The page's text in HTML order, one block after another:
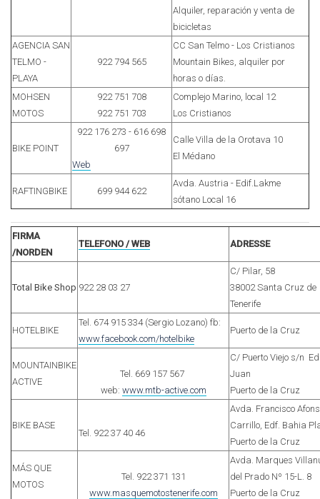
Alquiler, reparación y venta de
bicicletas
AGENCIA SAN
TELMO -
PLAYA
922 794 565
CC San Telmo - Los Cristianos
Mountain Bikes, alquiler por
horas o días.
MOHSEN
MOTOS
922 751 708
922 751 703
Complejo Marino, local 12
Los Cristianos
BIKE POINT
922 176 273 - 616 698
697
Web
Calle Villa de la Orotava 10
El Médano
RAFTINGBIKE 699 944 622
Avda. Austria - Edif.Lakme
sótano Local 16
FIRMA
/NORDEN
TELEFONO / WEB ADRESSE
Total Bike Shop 922 28 03 27
C/ Pilar, 58
38002 Santa Cruz de
Tenerife
HOTELBIKE
Tel. 674 915 334 (Sergio Lozano) fb:
www.facebook.com/hotelbike
Puerto de la Cruz
MOUNTAINBIKE
ACTIVE
Tel. 669 157 567
web: www.mtb-active.com
C/ Puerto Viejo s/n
Juan
Puerto de la Cruz
BIKE BASE
Tel. 922 37 40 46
Avda. Francisco
Carrillo, Edf. Bahia
Puerto de la Cruz
MÁS QUE
MOTOS
Tel. 922 371 131
www.masquemotostenerife.com
Avda. Marques
del Prado Nº 15-L. 8
Puerto de la Cruz